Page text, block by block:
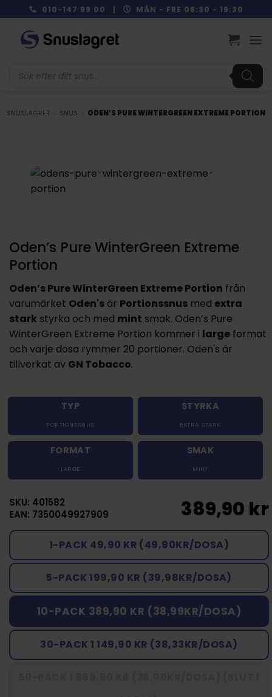
to
content
010-147 99 00 | MÅN - FRE 08:30 - 19:30
SNUSLAGRET SNUS ODEN’S PURE WINTERGREEN EXTREME PORTION
Oden’s Pure WinterGreen Extreme
Portion
Oden’s Pure WinterGreen Extreme Portion från
varumärket Oden's är Portionssnus med extra
stark styrka och med mint smak. Oden’s Pure
WinterGreen Extreme Portion kommer i large format
och varje dosa rymmer 20 portioner. Oden's är
tillverkat av GN Tobacco.
TYP
PORTIONSSNUS
STYRKA
EXTRA STARK
FORMAT
LARGE
SMAK
MINT
SKU: 401582
EAN: 7350049927909
389,90 kr
1-PACK 49,90 KR (49,90KR/DOSA)
5-PACK 199,90 KR (39,98KR/DOSA)
10-PACK 389,90 KR (38,99KR/DOSA)
30-PACK 1 149,90 KR (38,33KR/DOSA)